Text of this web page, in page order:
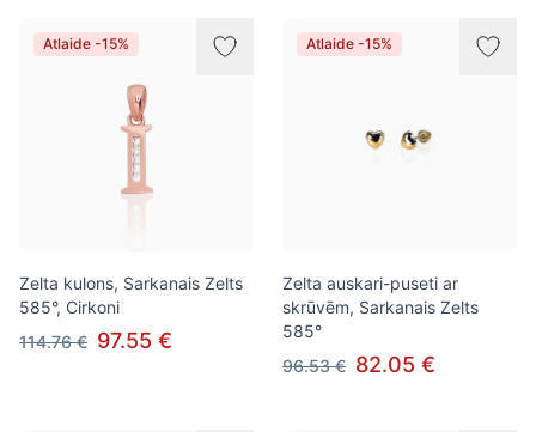
Atlaide -15%
Zelta kulons, Sarkanais Zelts
585°, Cirkoni
114.76 € 97.55 €
Atlaide -15%
Zelta auskari-puseti ar
skrūvēm, Sarkanais Zelts
585°
96.53 € 82.05 €